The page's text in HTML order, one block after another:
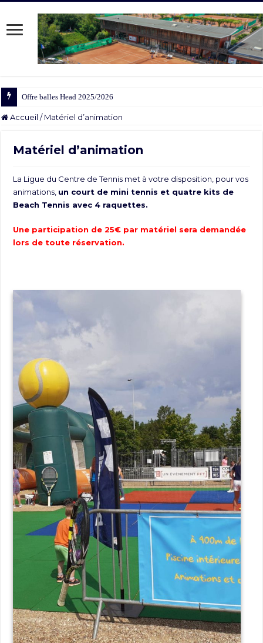
Offre balles Head 2025/2026
Accueil / Matériel d’animation
Matériel d’animation
La Ligue du Centre de Tennis met à votre disposition, pour vos
animations, un court de mini tennis et quatre kits de
Beach Tennis avec 4 raquettes.
Une participation de 25€ par matériel sera demandée
lors de toute réservation.